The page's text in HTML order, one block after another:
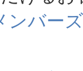
ンバーズ